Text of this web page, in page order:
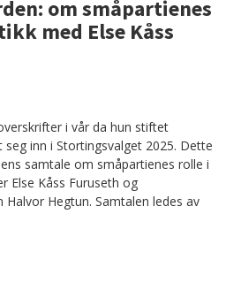
om småpartienes
med Else Kåss
i vår da hun stiftet
inn i Stortingsvalget 2025. Dette
samtale om småpartienes rolle i
Else Kåss Furuseth og
Hegtun. Samtalen ledes av